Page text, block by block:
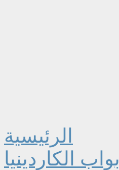
الرئيسية
ابواب الكاردينيا